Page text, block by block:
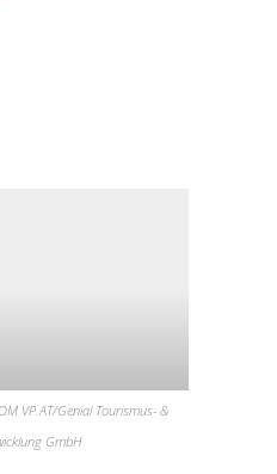
VP.AT/Genial Tourismus- &
GmbH